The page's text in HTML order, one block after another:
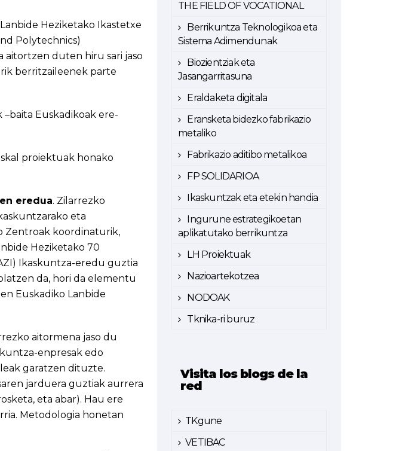
Heziketako Ikastetxe
Polytechnics)
aitortzen duten hiru sari jaso
berritzaileenek parte
Euskadikoak ere-
proiektuak honako
eredua. Zilarrezko
eta
Zentroak koordinaturik,
Heziketako 70
Ikaskuntza-eredu guztia
da, hori da elementu
Euskadiko Lanbide
aitormena jaso du
enpresak edo
garatzen dituzte.
jarduera guztiak aurrera
eta abar). Hau ere
Metodologia honetan
THE FIELD OF VOCATIONAL
Berrikuntza Teknologikoa eta
Sistema Adimendunak
Biozientziak eta
Jasangarritasuna
Eraldaketa digitala
Eransketa bidezko fabrikazio
metaliko
Fabrikazio aditibo metalikoa
FP SOLIDARIOA
Ikaskuntzak eta etekin handia
Ingurune estrategikoetan
aplikatutako berrikuntza
LH Proiektuak
Nazioartekotzea
NODOAK
Tknika-ri buruz
Visita los blogs de la
red
TKgune
VETIBAC